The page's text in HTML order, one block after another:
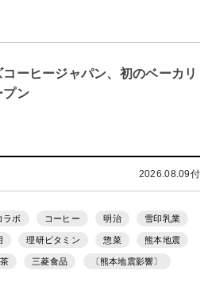
コーヒージャパン、初のベーカリ
プン
2026.08.09付
ラボ コーヒー 明治 雪印乳業
理研ビタミン 惣菜 熊本地震
三菱食品 〔熊本地震影響〕